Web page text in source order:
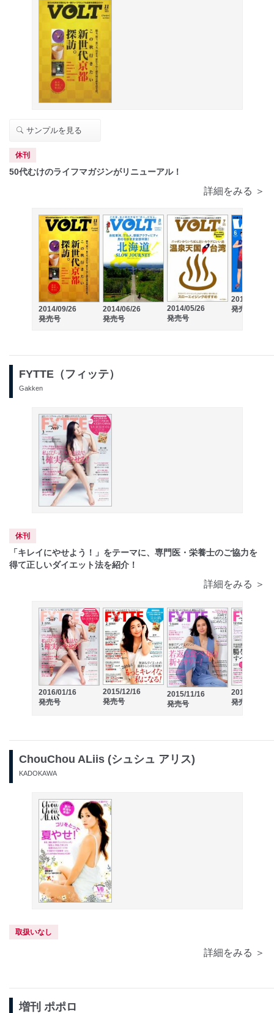
サンプルを見る
休刊
50代むけのライフマガジンがリニューアル！
詳細をみる ＞
2014/09/26
発売号
2014/06/26
発売号
2014/05/26
発売号
2014/04/22
発売号
FYTTE（フィッテ）
Gakken
休刊
「キレイにやせよう！」をテーマに、専門医・栄養士のご協力を
得て正しいダイエット法を紹介！
詳細をみる ＞
2016/01/16
発売号
2015/12/16
発売号
2015/11/16
発売号
2015/10/16
発売号
ChouChou ALiis (シュシュ アリス)
KADOKAWA
取扱いなし
詳細をみる ＞
増刊 ポポロ